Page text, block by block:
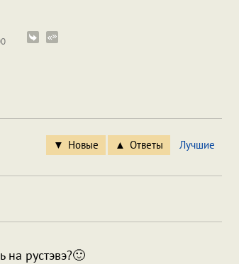
Новые Ответы Лучшие
на рустэвэ?🙂